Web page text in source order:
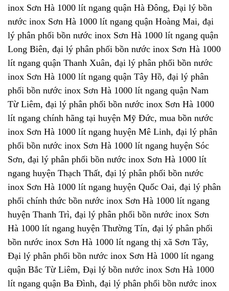
inox Sơn Hà 1000 lít ngang quận Hà Đông, Đại lý bồn
nước inox Sơn Hà 1000 lít ngang quận Hoàng Mai, đại
lý phân phối bồn nước inox Sơn Hà 1000 lít ngang quận
Long Biên, đại lý phân phối bồn nước inox Sơn Hà 1000
lít ngang quận Thanh Xuân, đại lý phân phối bồn nước
inox Sơn Hà 1000 lít ngang quận Tây Hồ, đại lý phân
phối bồn nước inox Sơn Hà 1000 lít ngang quận Nam
Từ Liêm, đại lý phân phối bồn nước inox Sơn Hà 1000
lít ngang chính hãng tại huyện Mỹ Đức, mua bồn nước
inox Sơn Hà 1000 lít ngang huyện Mê Linh, đại lý phân
phối bồn nước inox Sơn Hà 1000 lít ngang huyện Sóc
Sơn, đại lý phân phối bồn nước inox Sơn Hà 1000 lít
ngang huyện Thạch Thất, đại lý phân phối bồn nước
inox Sơn Hà 1000 lít ngang huyện Quốc Oai, đại lý phân
phối chính thức bồn nước inox Sơn Hà 1000 lít ngang
huyện Thanh Trì, đại lý phân phối bồn nước inox Sơn
Hà 1000 lít ngang huyện Thường Tín, đại lý phân phối
bồn nước inox Sơn Hà 1000 lít ngang thị xã Sơn Tây,
Đại lý phân phối bồn nước inox Sơn Hà 1000 lít ngang
quận Bắc Từ Liêm, Đại lý bồn nước inox Sơn Hà 1000
lít ngang quận Ba Đình, đại lý phân phối bồn nước inox